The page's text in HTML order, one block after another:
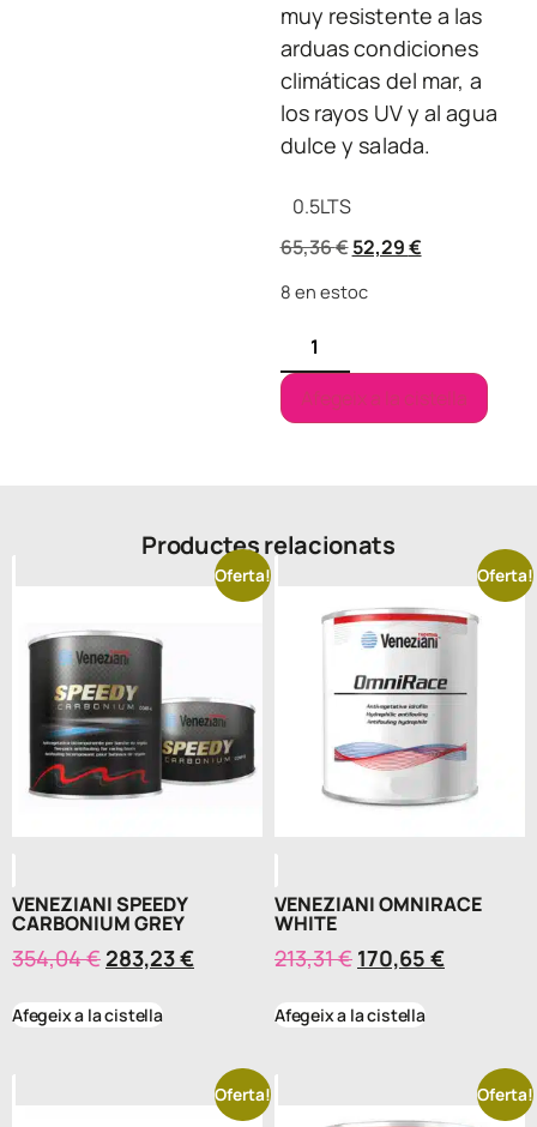
muy resistente a las
arduas condiciones
climáticas del mar, a
los rayos UV y al agua
dulce y salada.
0.5LTS
65,36€ 52,29€
8 en estoc
Afegeix a la cistella
Productes relacionats
Oferta!
VENEZIANI SPEEDY
CARBONIUM GREY
354,04€ 283,23€
Afegeix a la cistella
Oferta!
VENEZIANI OMNIRACE
WHITE
213,31€ 170,65 €
Afegeix a la cistella
Oferta! Oferta!